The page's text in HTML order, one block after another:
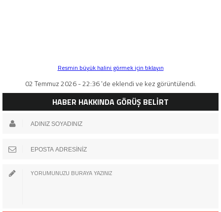
Resmin büyük halini görmek için tıklayın
02 Temmuz 2026 - 22:36 'de eklendi ve kez görüntülendi.
HABER HAKKINDA GÖRÜŞ BELİRT